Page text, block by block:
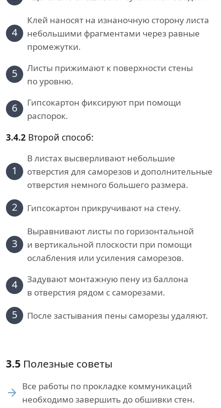
4
Клей наносят на изнаночную сторону листа
небольшими фрагментами через равные
промежутки.
5
Листы прижимают к поверхности стены
по уровню.
6
Гипсокартон фиксируют при помощи
распорок.
3.4.2 Второй способ:
1
В листах высверливают небольшие
отверстия для саморезов и дополнительные
отверстия немного большего размера.
2 Гипсокартон прикручивают на стену.
3
Выравнивают листы по горизонтальной
и вертикальной плоскости при помощи
ослабления или усиления саморезов.
4
Задувают монтажную пену из баллона
в отверстия рядом с саморезами.
5 После застывания пены саморезы удаляют.
3.5 Полезные советы
Все работы по прокладке коммуникаций
необходимо завершить до обшивки стен.